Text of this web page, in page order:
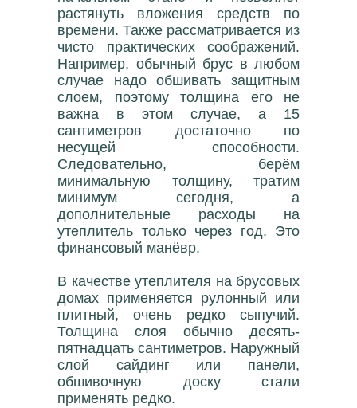
растянуть вложения средств по
времени. Также рассматривается из
чисто практических соображений.
Например, обычный брус в любом
случае надо обшивать защитным
слоем, поэтому толщина его не
важна в этом случае, а 15
сантиметров достаточно по
несущей способности.
Следовательно, берём
минимальную толщину, тратим
минимум сегодня, а
дополнительные расходы на
утеплитель только через год. Это
финансовый манёвр.
В качестве утеплителя на брусовых
домах применяется рулонный или
плитный, очень редко сыпучий.
Толщина слоя обычно десять-
пятнадцать сантиметров. Наружный
слой сайдинг или панели,
обшивочную доску стали
применять редко.